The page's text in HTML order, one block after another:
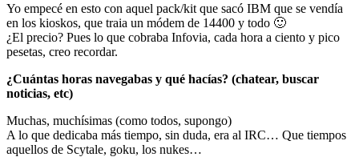
Yo empecé en esto con aquel pack/kit que sacó IBM que se vendía
en los kioskos, que traia un módem de 14400 y todo 🙂
¿El precio? Pues lo que cobraba Infovia, cada hora a ciento y pico
pesetas, creo recordar.
¿Cuántas horas navegabas y qué hacías? (chatear, buscar
noticias, etc)
Muchas, muchísimas (como todos, supongo)
A lo que dedicaba más tiempo, sin duda, era al IRC… Que tiempos
aquellos de Scytale, goku, los nukes…